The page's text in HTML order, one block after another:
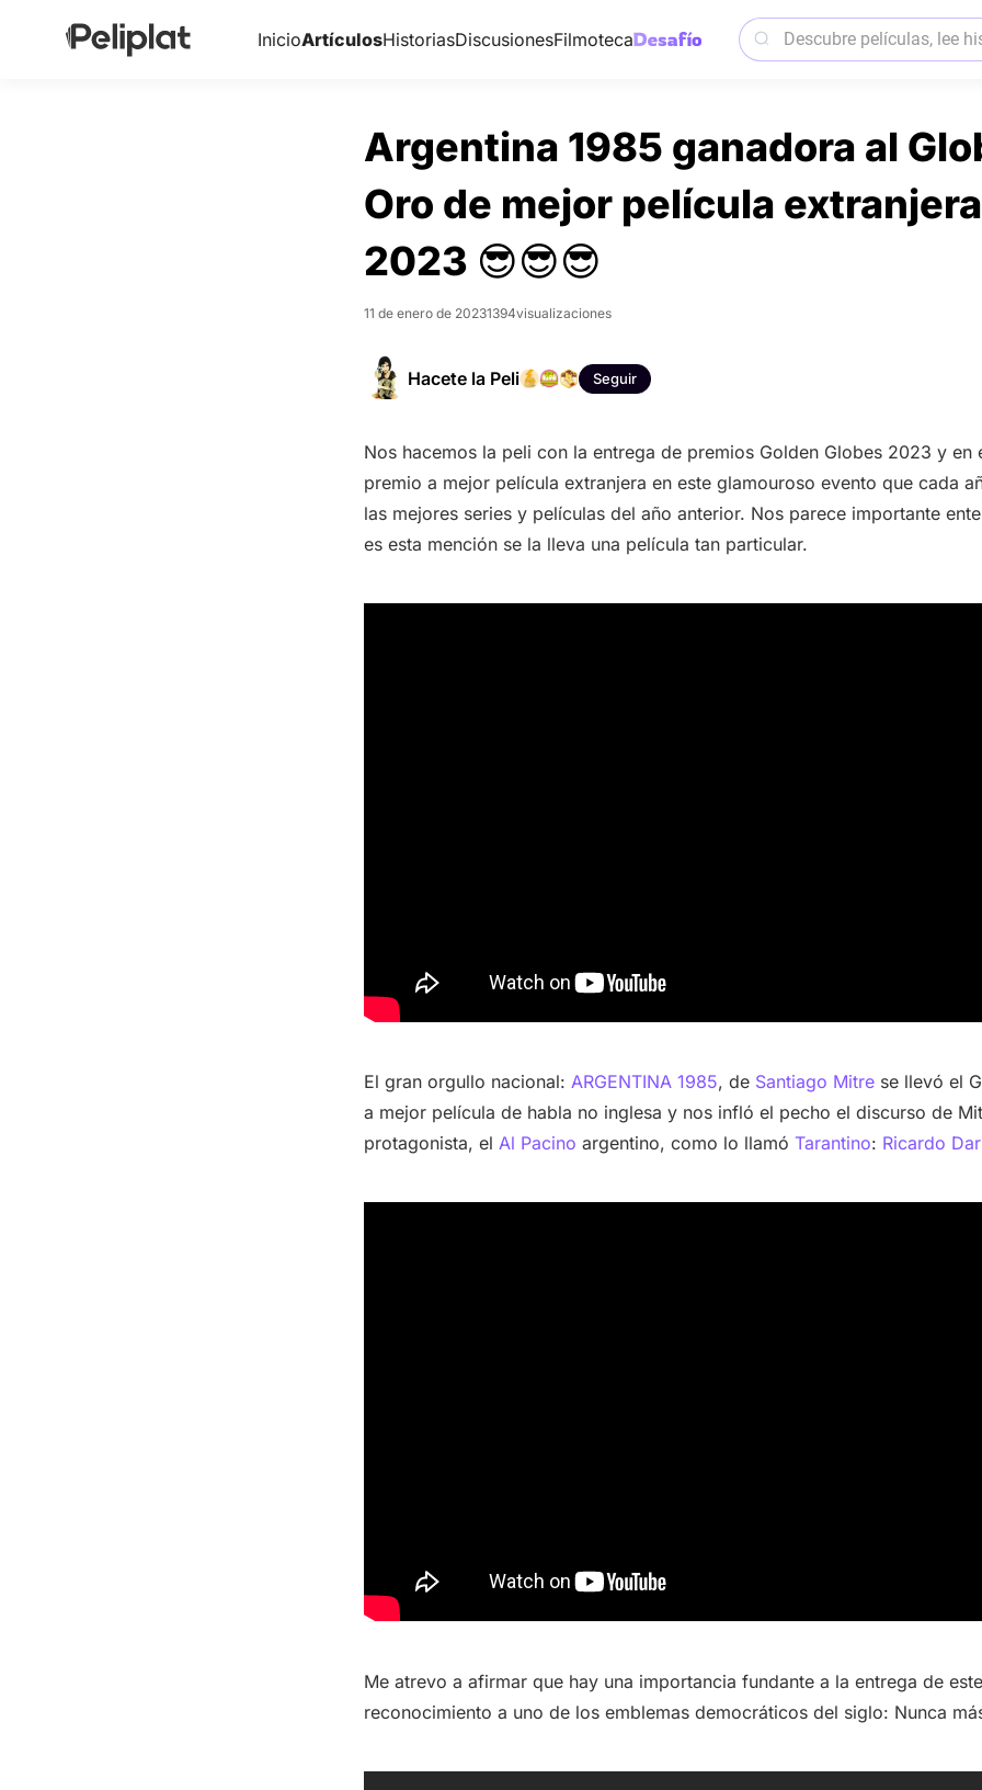
InicioArtículosHistoriasDiscusionesFilmoteca
Argentina 1985 ganadora al
Oro de mejor película
2023 😎😎😎
11 de enero de 20231394visualizaciones
Hacete la Peli Seguir
Nos hacemos la peli con la entrega de premios Golden Globes 2023 y en
premio a mejor película extranjera en este glamouroso evento que cada
las mejores series y películas del año anterior. Nos parece importante
es esta mención se la lleva una película tan particular.
El gran orgullo nacional: ARGENTINA 1985, de Santiago Mitre se llevó el
a mejor película de habla no inglesa y nos infló el pecho el discurso de
protagonista, el Al Pacino argentino, como lo llamó Tarantino: Ricardo
Me atrevo a afirmar que hay una importancia fundante a la entrega de
reconocimiento a uno de los emblemas democráticos del siglo: Nunca